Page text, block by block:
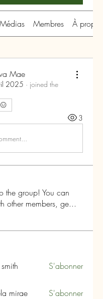
Médias Membres À propos
Mae
2025 · joined the
3
the group! You can
other members, ge...
S'abonner
mirae S'abonner